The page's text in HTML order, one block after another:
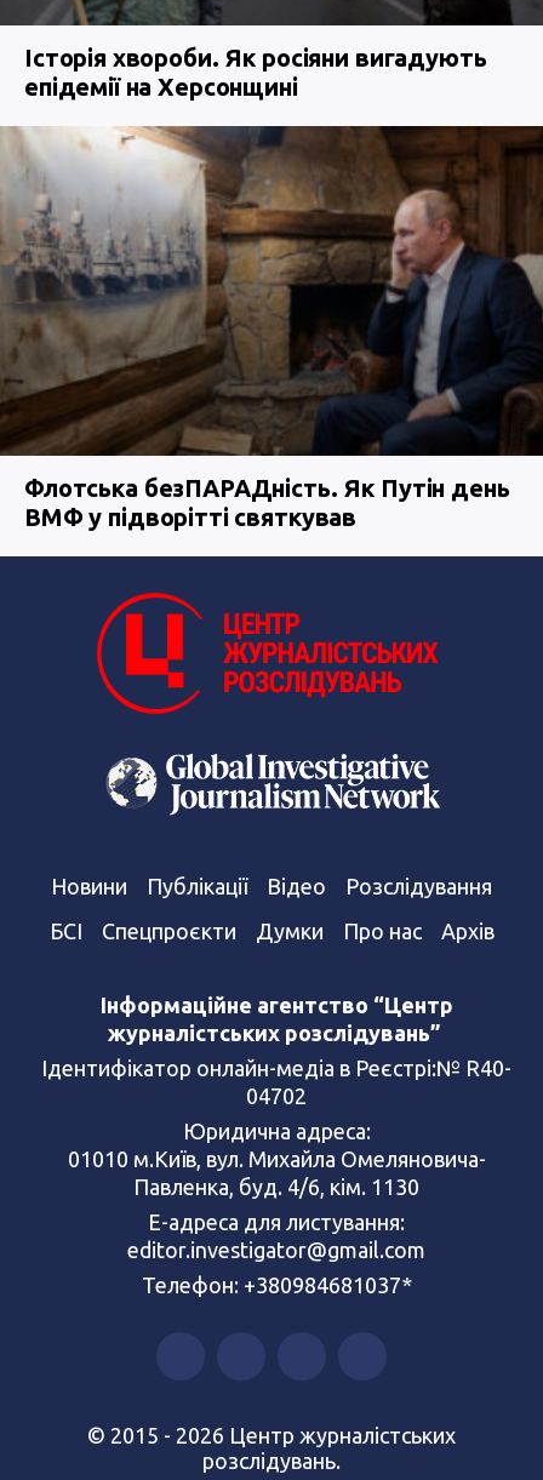
Історія хвороби. Як росіяни вигадують
епідемії на Херсонщині
Флотська безПАРАДність. Як Путін день
ВМФ у підворітті святкував
Новини Публікації Відео
Розслідування
БСІ
Спецпроєкти Думки Про нас Архів
Інформаційне агентство “Центр
журналістських розслідувань”
Ідентифікатор онлайн-медіа в Реєстрі:№ R40-
04702
Юридична адреса:
01010 м.Київ, вул. Михайла Омеляновича-
Павленка, буд. 4/6, кім. 1130
Е-адреса для листування:
editor.investigator@gmail.com
Телефон: +380984681037*
© 2015 - 2026 Центр журналістських
розслідувань.